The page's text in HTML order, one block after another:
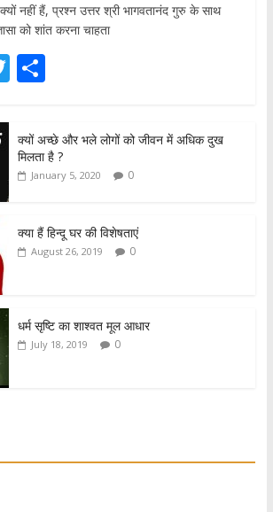
क्यों नहीं हैं, प्रश्न उत्तर श्री भागवतानंद गुरु के साथ
को शांत करना चाहता
T
itt
er
S
ar
e
क्यों अच्छे और भले लोगों को जीवन में अधिक दुख
मिलता है ?
January 5, 2020 0
क्या हैं हिन्दू घर की विशेषताएं
August 26, 2019 0
धर्म सृष्टि का शाश्वत मूल आधार
July 18, 2019 0